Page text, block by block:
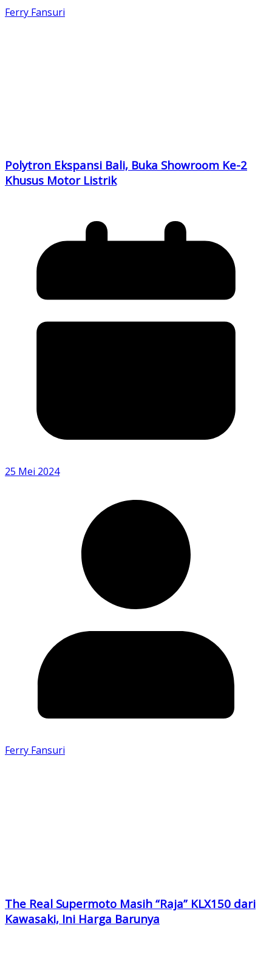
Ferry Fansuri
Polytron Ekspansi Bali, Buka Showroom Ke-2
Khusus Motor Listrik
25 Mei 2024
Ferry Fansuri
The Real Supermoto Masih “Raja” KLX150 dari
Kawasaki, Ini Harga Barunya